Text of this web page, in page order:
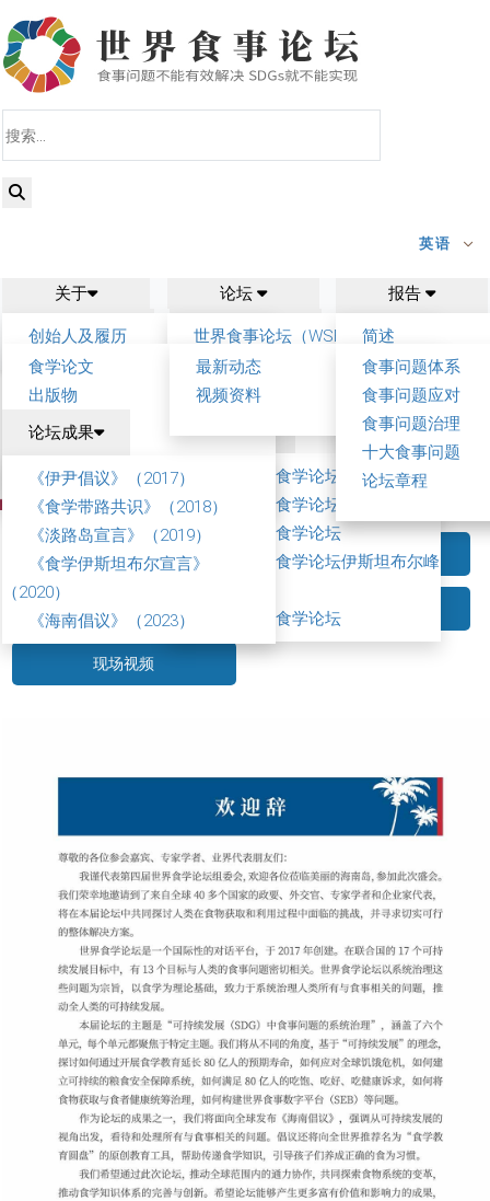
英语
关于
创始人及履历
食学理念与愿景
食学核心概念
食事论坛
论坛
世界食事论坛（WSF）
第五届世界食事论坛
参与方式
第一届世界食学论坛
第二届世界食学论坛
第三届世界食学论坛
第三届世界食学论坛伊斯坦布尔峰
第四届世界食学论坛
报告
简述
背景与框架
工作节点及事项
共同起草人
招募
意见反馈
研究
食学论文
出版物
论坛成果
《伊尹倡议》（2017）
《食学带路共识》（2018）
《淡路岛宣言》（2019）
《食学伊斯坦布尔宣言》
（2020）
《海南倡议》（2023）
专家解读
新闻
最新动态
视频资料
相关
食事问题体系
食事问题应对
食事问题治理
十大食事问题
论坛章程
联系我们
关于论坛 参会嘉宾
论坛现场 论坛成果
现场视频